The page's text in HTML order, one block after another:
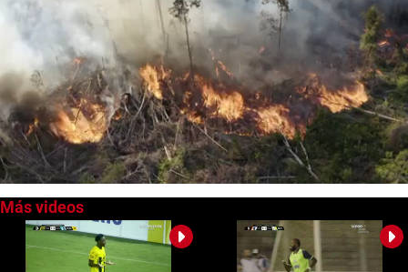
of
minute,
seconds